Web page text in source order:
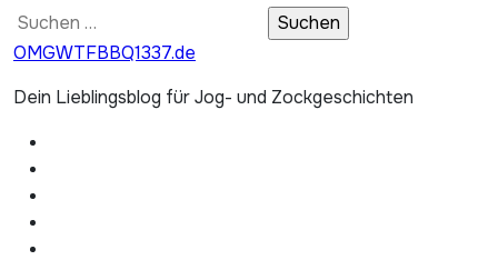
Suchen
nach:
OMGWTFBBQ1337.de
Dein Lieblingsblog für Jog- und Zockgeschichten